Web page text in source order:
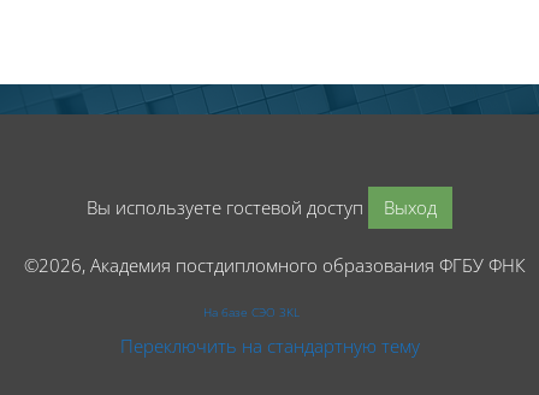
Вы используете гостевой доступ Выход
©2026, Академия постдипломного образования ФГБУ
На базе СЭО 3KL
Переключить на стандартную тему